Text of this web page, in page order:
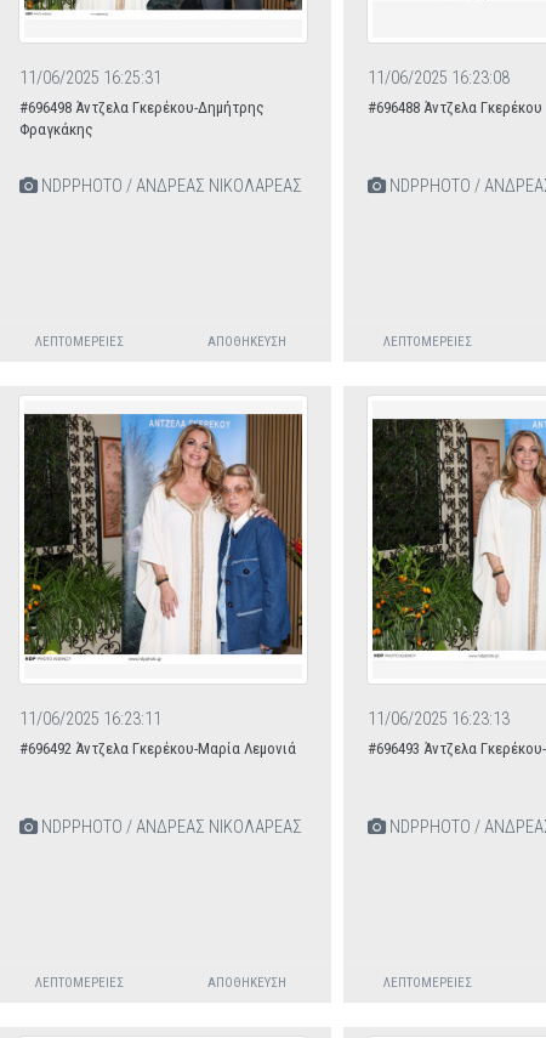
11/06/2025 16:25:31
#696498 Άντζελα Γκερέκου-Δημήτρης
Φραγκάκης
NDPPHOTO / ΑΝΔΡΕΑΣ ΝΙΚΟΛΑΡΕΑΣ
ΛΕΠΤΟΜΈΡΕΙΕΣ ΑΠΟΘΉΚΕΥΣΗ
11/06/2025 16:23:08
#696488 Άντζελα Γκερέκου
NDPPHOTO /
ΛΕΠΤΟΜΈΡΕΙΕΣ
11/06/2025 16:23:11
#696492 Άντζελα Γκερέκου-Μαρία Λεμονιά
NDPPHOTO / ΑΝΔΡΕΑΣ ΝΙΚΟΛΑΡΕΑΣ
ΛΕΠΤΟΜΈΡΕΙΕΣ ΑΠΟΘΉΚΕΥΣΗ
11/06/2025 16:23:13
#696493 Άντζελα
NDPPHOTO /
ΛΕΠΤΟΜΈΡΕΙΕΣ